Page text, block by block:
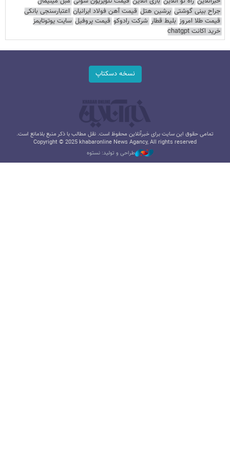
جراح بینی گوشتی پرشین هتل قیمت آهن فولاد ایرانیان اعتبارسنجی بانکی
قیمت طلا امروز بلیط قطار شرکت رادوکو قیمت پروفیل سایت یوتوتایمز
خرید اکانت chatgpt
نسخه دسکتاپ
تمامی حقوق این سایت برای خبرآنلاین محفوظ است. نقل مطالب با ذکر منبع بلامانع است.
Copyright © 2025 khabaronline News Agancy, All rights reserved
طراحی و تولید: نستوه